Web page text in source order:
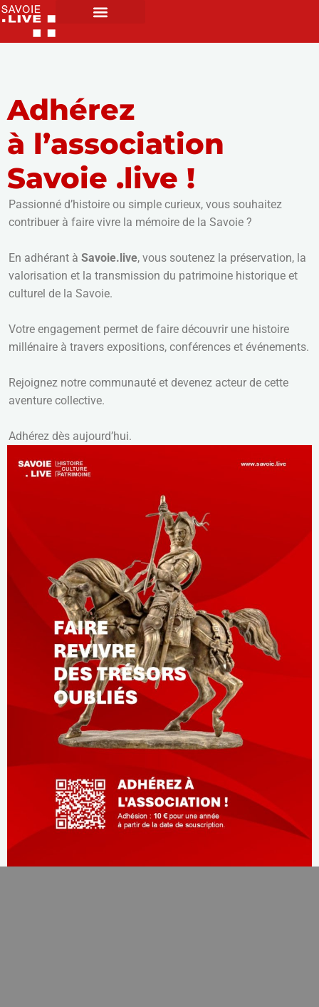
Adhérez
à l’association
Savoie .live !
Passionné d’histoire ou simple curieux, vous souhaitez
contribuer à faire vivre la mémoire de la Savoie ?
En adhérant à Savoie.live, vous soutenez la préservation, la
valorisation et la transmission du patrimoine historique et
culturel de la Savoie.
Votre engagement permet de faire découvrir une histoire
millénaire à travers expositions, conférences et événements.
Rejoignez notre communauté et devenez acteur de cette
aventure collective.
Adhérez dès aujourd’hui.